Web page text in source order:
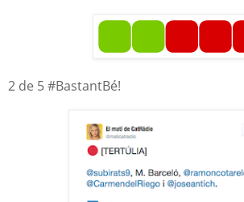
2 de 5 #BastantBé!